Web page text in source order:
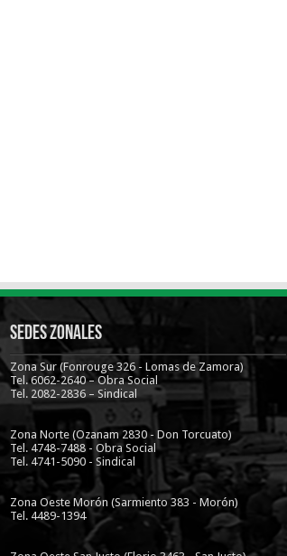
Sedes Zonales
Zona Sur (Fonrouge 326 - Lomas de Zamora)
Tel. 6062-2640 – Obra Social
Tel. 2082-2836 – Sindical
Zona Norte (Ozanam 2830 - Don Torcuato)
Tel. 4748-7488 - Obra Social
Tel. 4741-5090 - Sindical
Zona Oeste Morón (Sarmiento 383 - Morón)
Tel. 4489-1394